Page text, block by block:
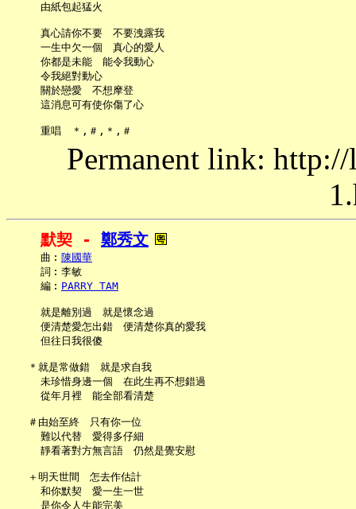
     由紙包起猛火
     真心請你不要　不要洩露我
     一生中欠一個　真心的愛人
     你都是未能　能令我動心
     令我絕對動心
     關於戀愛　不想摩登
     這消息可有使你傷了心
Permanent link:
默契 - 鄭秀文
     曲︰
陳國華
     詞︰李敏
     編︰
PARRY TAM
     就是離別過　就是懷念過
     便清楚愛怎出錯　便清楚你真的愛我
     但往日我很傻
   ＊就是常做錯　就是求自我
     未珍惜身邊一個　在此生再不想錯過
     從年月裡　能全部看清楚
   ＃由始至終　只有你一位
     難以代替　愛得多仔細
     靜看著對方無言語　仍然是覺安慰
   ＋明天世間　怎去作估計
     和你默契　愛一生一世
     是你令人生能完美